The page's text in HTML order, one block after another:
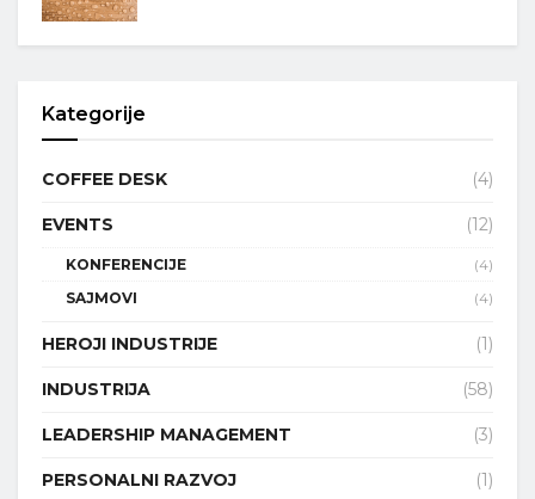
Kategorije
COFFEE DESK (4)
EVENTS (12)
KONFERENCIJE
(4)
SAJMOVI
(4)
HEROJI INDUSTRIJE (1)
INDUSTRIJA (58)
LEADERSHIP MANAGEMENT (3)
PERSONALNI RAZVOJ (1)